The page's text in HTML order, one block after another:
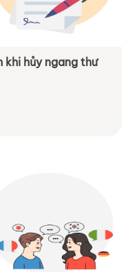
khi hủy ngang thư